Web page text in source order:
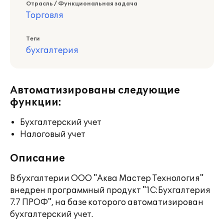
Отрасль / Функциональная задача
Торговля
Теги
бухгалтерия
Автоматизированы следующие
функции:
Бухгалтерский учет
Налоговый учет
Описание
В бухгалтерии ООО "Аква Мастер Технология"
внедрен программный продукт "1С:Бухгалтерия
7.7 ПРОФ", на базе которого автоматизирован
бухгалтерский учет.